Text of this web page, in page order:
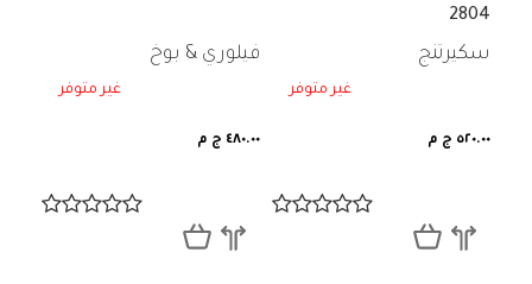
2804
سكيرتنج
غير متوفر
٥٢٠.٠٠ ج م
فيلوري & بوخ
غير متوفر
٤٨٠.٠٠ ج م